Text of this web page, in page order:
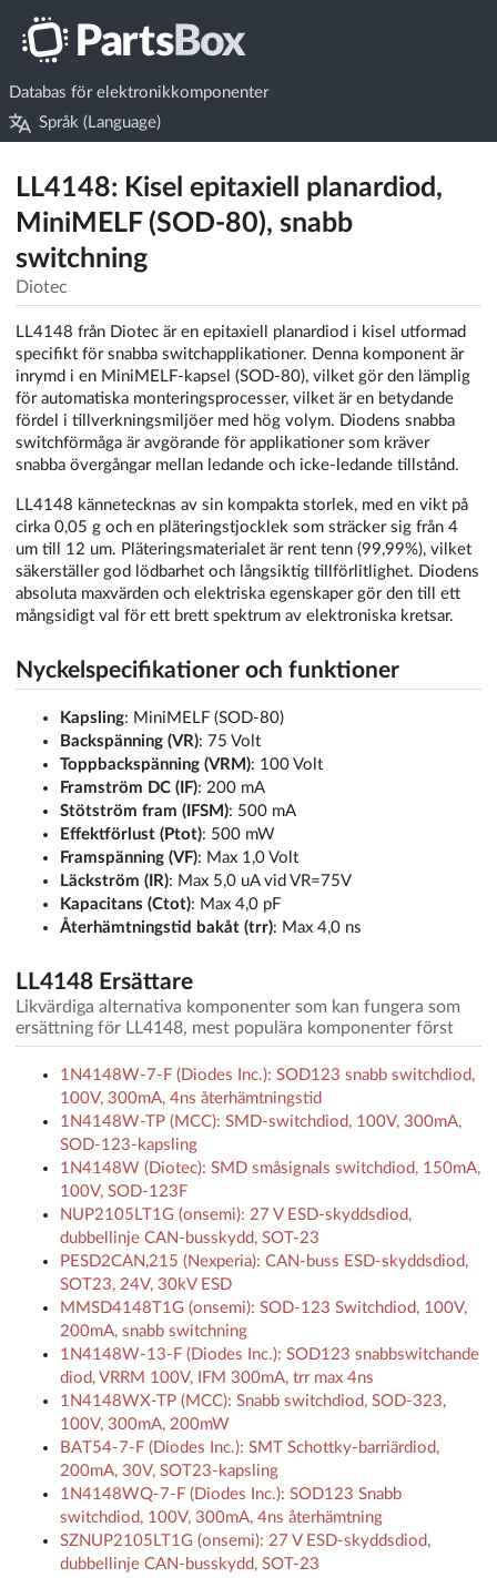
Databas för elektronikkomponenter
Språk (Language)
LL4148: Kisel epitaxiell planardiod,
MiniMELF (SOD-80), snabb
switchning
Diotec
LL4148 från Diotec är en epitaxiell planardiod i kisel utformad
specifikt för snabba switchapplikationer. Denna komponent är
inrymd i en MiniMELF-kapsel (SOD-80), vilket gör den lämplig
för automatiska monteringsprocesser, vilket är en betydande
fördel i tillverkningsmiljöer med hög volym. Diodens snabba
switchförmåga är avgörande för applikationer som kräver
snabba övergångar mellan ledande och icke-ledande tillstånd.
LL4148 kännetecknas av sin kompakta storlek, med en vikt på
cirka 0,05 g och en pläteringstjocklek som sträcker sig från 4
um till 12 um. Pläteringsmaterialet är rent tenn (99,99%), vilket
säkerställer god lödbarhet och långsiktig tillförlitlighet. Diodens
absoluta maxvärden och elektriska egenskaper gör den till ett
mångsidigt val för ett brett spektrum av elektroniska kretsar.
Nyckelspecifikationer och funktioner
Kapsling: MiniMELF (SOD-80)
Backspänning (VR): 75 Volt
Toppbackspänning (VRM): 100 Volt
Framström DC (IF): 200 mA
Stötström fram (IFSM): 500 mA
Effektförlust (Ptot): 500 mW
Framspänning (VF): Max 1,0 Volt
Läckström (IR): Max 5,0 uA vid VR=75V
Kapacitans (Ctot): Max 4,0 pF
Återhämtningstid bakåt (trr): Max 4,0 ns
LL4148 Ersättare
Likvärdiga alternativa komponenter som kan fungera som
ersättning för LL4148, mest populära komponenter först
1N4148W-7-F (Diodes Inc.): SOD123 snabb switchdiod,
100V, 300mA, 4ns återhämtningstid
1N4148W-TP (MCC): SMD-switchdiod, 100V, 300mA,
SOD-123-kapsling
1N4148W (Diotec): SMD småsignals switchdiod, 150mA,
100V, SOD-123F
NUP2105LT1G (onsemi): 27 V ESD-skyddsdiod,
dubbellinje CAN-busskydd, SOT-23
PESD2CAN,215 (Nexperia): CAN-buss ESD-skyddsdiod,
SOT23, 24V, 30kV ESD
MMSD4148T1G (onsemi): SOD-123 Switchdiod, 100V,
200mA, snabb switchning
1N4148W-13-F (Diodes Inc.): SOD123 snabbswitchande
diod, VRRM 100V, IFM 300mA, trr max 4ns
1N4148WX-TP (MCC): Snabb switchdiod, SOD-323,
100V, 300mA, 200mW
BAT54-7-F (Diodes Inc.): SMT Schottky-barriärdiod,
200mA, 30V, SOT23-kapsling
1N4148WQ-7-F (Diodes Inc.): SOD123 Snabb
switchdiod, 100V, 300mA, 4ns återhämtning
SZNUP2105LT1G (onsemi): 27 V ESD-skyddsdiod,
dubbellinje CAN-busskydd, SOT-23